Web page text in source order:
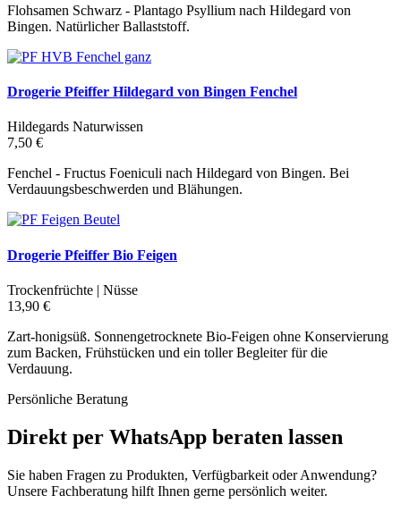
Flohsamen Schwarz - Plantago Psyllium nach Hildegard von
Bingen. Natürlicher Ballaststoff.
Drogerie Pfeiffer Hildegard von Bingen Fenchel
Hildegards Naturwissen
7,50 €
Fenchel - Fructus Foeniculi nach Hildegard von Bingen. Bei
Verdauungsbeschwerden und Blähungen.
Drogerie Pfeiffer Bio Feigen
Trockenfrüchte | Nüsse
13,90 €
Zart-honigsüß. Sonnengetrocknete Bio-Feigen ohne Konservierung
zum Backen, Frühstücken und ein toller Begleiter für die
Verdauung.
Persönliche Beratung
Direkt per WhatsApp beraten lassen
Sie haben Fragen zu Produkten, Verfügbarkeit oder Anwendung?
Unsere Fachberatung hilft Ihnen gerne persönlich weiter.